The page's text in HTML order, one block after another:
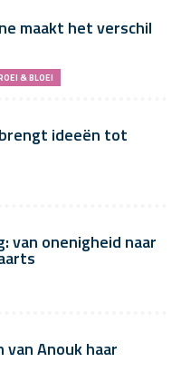
maakt het verschil
& BLOEI
ideeën tot
van onenigheid naar
van Anouk haar